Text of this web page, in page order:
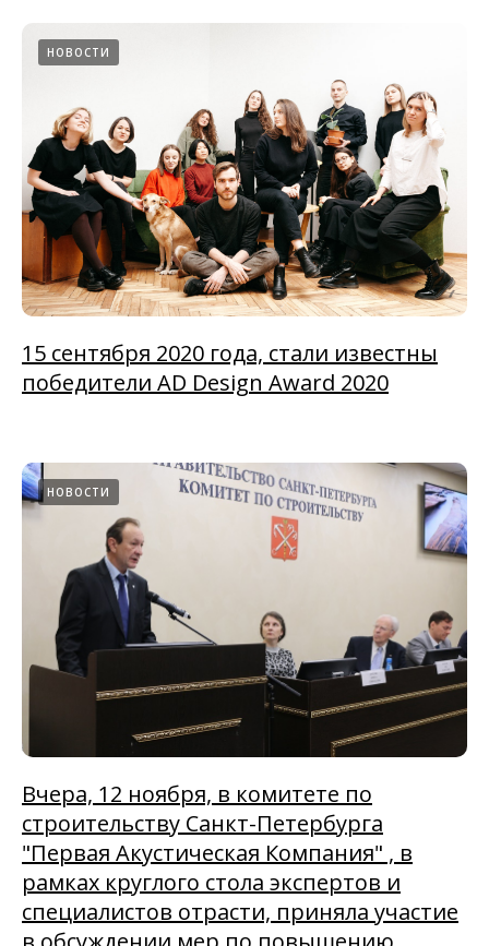
НОВОСТИ
15 сентября 2020 года, стали известны
победители AD Design Award 2020
НОВОСТИ
Вчера, 12 ноября, в комитете по
строительству Санкт-Петербурга
"Первая Акустическая Компания" , в
рамках круглого стола экспертов и
специалистов отрасти, приняла участие